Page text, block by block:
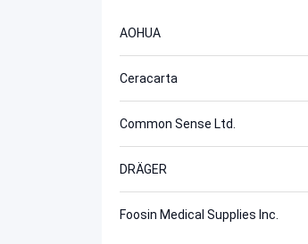
AOHUA
Ceracarta
Common Sense Ltd.
DRÄGER
Foosin Medical Supplies Inc.